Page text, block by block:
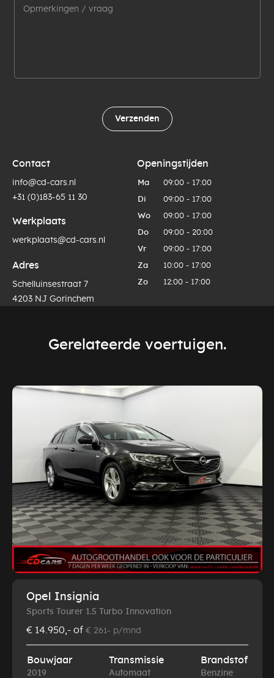
Verzenden
Contact
info@cd-cars.nl
+31 (0)183-65 11 30
Werkplaats
werkplaats@cd-cars.nl
Adres
Schelluinsestraat 7
4203 NJ Gorinchem
Openingstijden
Ma 09:00 - 17:00
Di 09:00 - 17:00
Wo 09:00 - 17:00
Do 09:00 - 20:00
Vr 09:00 - 17:00
Za 10:00 - 17:00
Zo 12:00 - 17:00
Gerelateerde voertuigen.
Opel Insignia
Sports Tourer 1.5 Turbo Innovation
€ 14.950,- of € 261- p/mnd
Bouwjaar
2019
Transmissie
Automaat
Brandstof
Benzine